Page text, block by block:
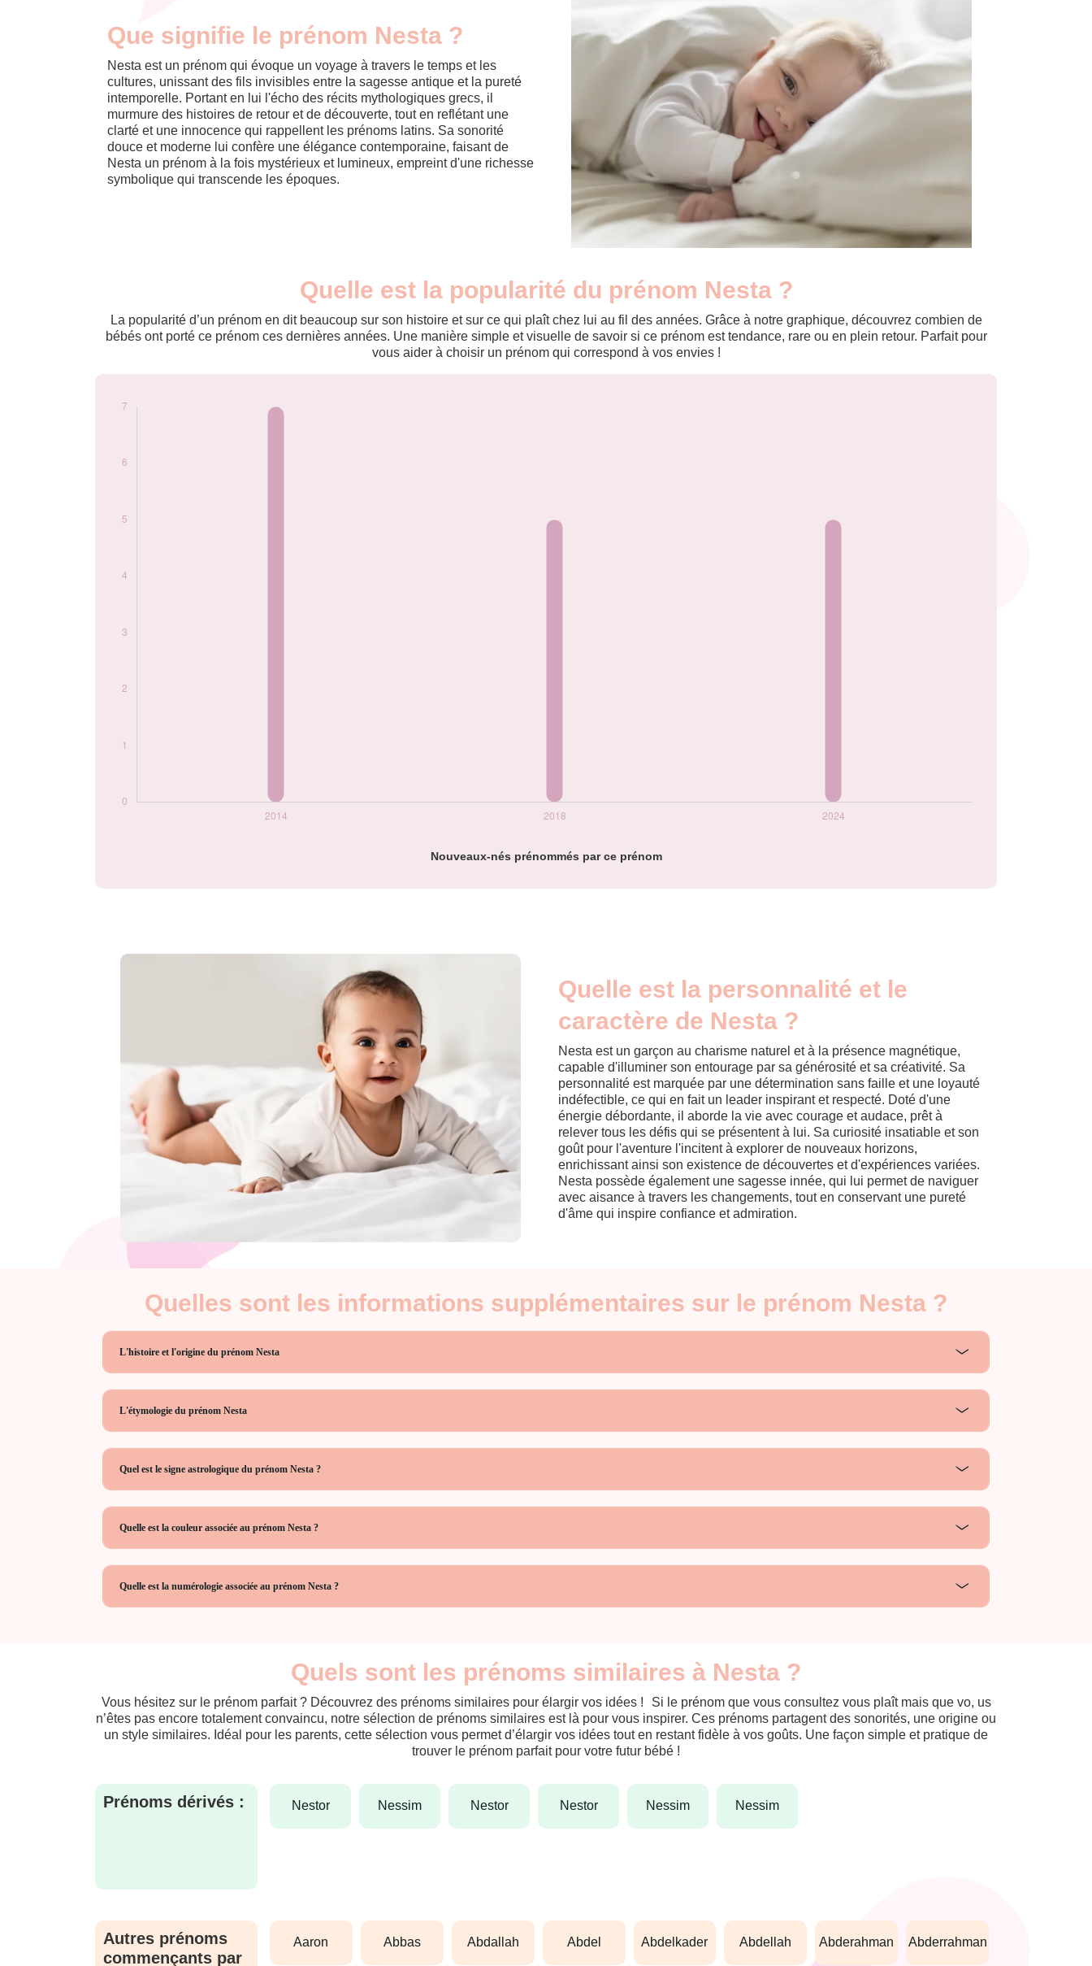
Que signifie le prénom Nesta ?
Nesta est un prénom qui évoque un voyage à travers le temps et les
cultures, unissant des fils invisibles entre la sagesse antique et la pureté
intemporelle. Portant en lui l'écho des récits mythologiques grecs, il
murmure des histoires de retour et de découverte, tout en reflétant une
clarté et une innocence qui rappellent les prénoms latins. Sa sonorité
douce et moderne lui confère une élégance contemporaine, faisant de
Nesta un prénom à la fois mystérieux et lumineux, empreint d'une richesse
symbolique qui transcende les époques.
Quelle est la popularité du prénom Nesta ?
La popularité d’un prénom en dit beaucoup sur son histoire et sur ce qui plaît chez lui au fil des années. Grâce à notre graphique, découvrez combien de
bébés ont porté ce prénom ces dernières années. Une manière simple et visuelle de savoir si ce prénom est tendance, rare ou en plein retour. Parfait pour
vous aider à choisir un prénom qui correspond à vos envies !
Nouveaux-nés prénommés par ce prénom
année
2014
7
2018
5
Quelle est la personnalité et le
caractère de Nesta ?
Nesta est un garçon au charisme naturel et à la présence magnétique,
capable d'illuminer son entourage par sa générosité et sa créativité. Sa
personnalité est marquée par une détermination sans faille et une loyauté
indéfectible, ce qui en fait un leader inspirant et respecté. Doté d'une
énergie débordante, il aborde la vie avec courage et audace, prêt à
relever tous les défis qui se présentent à lui. Sa curiosité insatiable et son
goût pour l'aventure l'incitent à explorer de nouveaux horizons,
enrichissant ainsi son existence de découvertes et d'expériences variées.
Nesta possède également une sagesse innée, qui lui permet de naviguer
avec aisance à travers les changements, tout en conservant une pureté
d'âme qui inspire confiance et admiration.
Quelles sont les informations supplémentaires sur le prénom Nesta ?
L'histoire et l'origine du prénom Nesta
L'étymologie du prénom Nesta
Quel est le signe astrologique du prénom Nesta ?
Quelle est la couleur associée au prénom Nesta ?
Quelle est la numérologie associée au prénom Nesta ?
Quels sont les prénoms similaires à Nesta ?
Vous hésitez sur le prénom parfait ? Découvrez des prénoms similaires pour élargir vos idées ! Si le prénom que vous consultez vous plaît mais que vo, us
n’êtes pas encore totalement convaincu, notre sélection de prénoms similaires est là pour vous inspirer. Ces prénoms partagent des sonorités, une origine ou
un style similaires. Idéal pour les parents, cette sélection vous permet d’élargir vos idées tout en restant fidèle à vos goûts. Une façon simple et pratique de
trouver le prénom parfait pour votre futur bébé !
Prénoms dérivés : nestor nessim nestor nestor nessim nessim
Autres prénoms
commençants par
aaron abbas abdallah abdel abdelkader abdellah abderahman abderrahman